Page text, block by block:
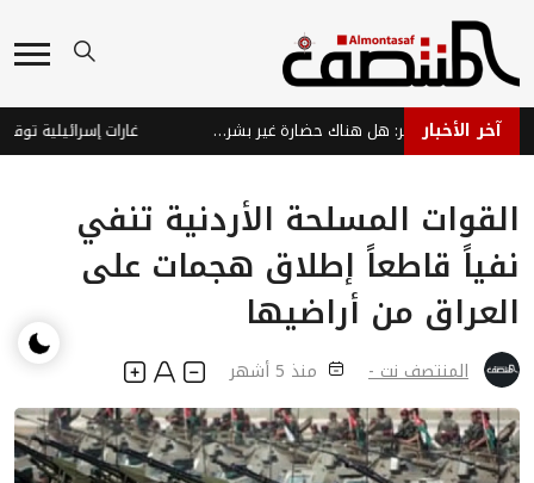
آخر الأخبار اكتشافات مذهلة قرب القمر: هل هناك حضارة غير بشرية؟
القوات المسلحة الأردنية تنفي
نفياً قاطعاً إطلاق هجمات على
العراق من أراضيها
المنتصف نت - منذ 5 أشهر